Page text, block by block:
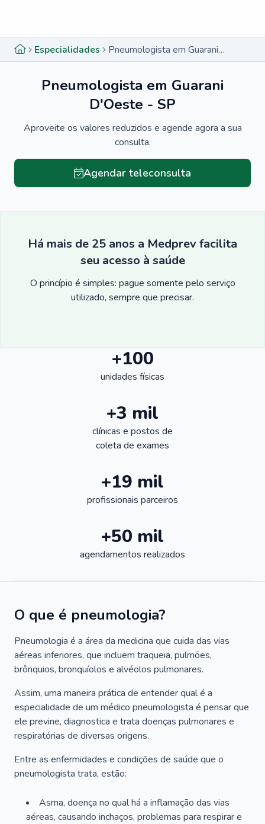
Especialidades Pneumologista em Guarani D'Oeste - SP
Pneumologista em Guarani
D'Oeste - SP
Aproveite os valores reduzidos e agende agora a sua
consulta.
Agendar teleconsulta
Há mais de 25 anos a Medprev facilita
seu acesso à saúde
O princípio é simples: pague somente pelo serviço
utilizado, sempre que precisar.
+100
unidades físicas
+3 mil
clínicas e postos de
coleta de exames
+19 mil
profissionais parceiros
+50 mil
agendamentos realizados
O que é pneumologia?
Pneumologia é a área da medicina que cuida das vias
aéreas inferiores, que incluem traqueia, pulmões,
brônquios, bronquíolos e alvéolos pulmonares.
Assim, uma maneira prática de entender qual é a
especialidade de um médico pneumologista é pensar que
ele previne, diagnostica e trata doenças pulmonares e
respiratórias de diversas origens.
Entre as enfermidades e condições de saúde que o
pneumologista trata, estão:
Asma, doença no qual há a inflamação das vias
aéreas, causando inchaços, problemas para respirar e